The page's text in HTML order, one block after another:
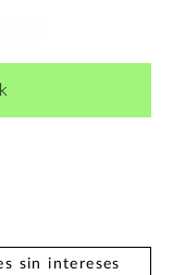
pack?
sin intereses